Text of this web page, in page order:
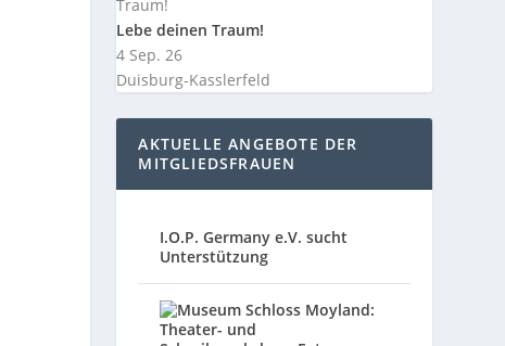
Lebe deinen Traum!
4 Sep. 26
Duisburg-Kasslerfeld
AKTUELLE ANGEBOTE DER
MITGLIEDSFRAUEN
I.O.P. Germany e.V. sucht
Unterstützung